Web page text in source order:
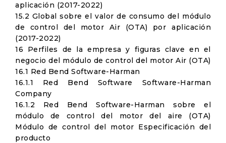
aplicación (2017-2022)
15.2 Global sobre el valor de consumo del módulo
de control del motor Air (OTA) por aplicación
(2017-2022)
16 Perfiles de la empresa y figuras clave en el
negocio del módulo de control del motor Air (OTA)
16.1 Red Bend Software-Harman
16.1.1 Red Bend Software Software-Harman
Company
16.1.2 Red Bend Software-Harman sobre el
módulo de control del motor del aire (OTA)
Módulo de control del motor Especificación del
producto